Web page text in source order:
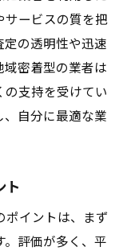
ポイント
市での成功体
ける
サービスの質を把
定の透明性や迅速
域密着型の業者は
の支持を受けてい
、自分に最適な業
ト
ポイントは、まず
。評価が多く、平